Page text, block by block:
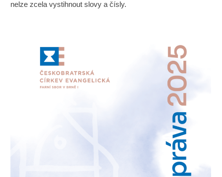
nelze zcela vystihnout slovy a čísly.